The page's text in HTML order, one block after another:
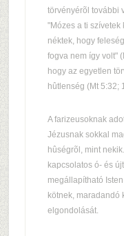
törvényérõl további
"Mózes a ti szívetek
néktek, hogy
fogva nem így volt"
hogy az egyetlen
hûtlenség (Mt 5:32;
A farizeusoknak
Jézusnak sokkal
hûségrõl, mint
kapcsolatos ó- és
megállapítható
kötnek, maradandó
elgondolását.